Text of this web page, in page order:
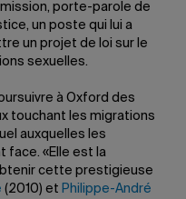
porte-parole de
un poste qui lui a
un projet de loi sur le
sexuelles.
à Oxford des
touchant les migrations
auxquelles les
face. «Elle est la
cette prestigieuse
(2010) et Philippe-André